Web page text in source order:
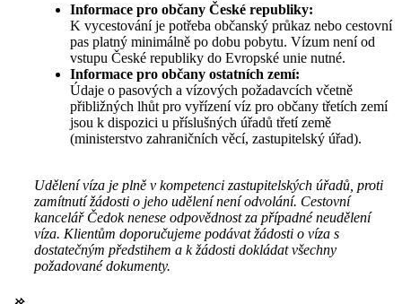
Informace pro občany České republiky:
K vycestování je potřeba občanský průkaz nebo cestovní
pas platný minimálně po dobu pobytu. Vízum není od
vstupu České republiky do Evropské unie nutné.
Informace pro občany ostatních zemí:
Údaje o pasových a vízových požadavcích včetně
přibližných lhůt pro vyřízení víz pro občany třetích zemí
jsou k dispozici u příslušných úřadů třetí země
(ministerstvo zahraničních věcí, zastupitelský úřad).
Udělení víza je plně v kompetenci zastupitelských úřadů, proti
zamítnutí žádosti o jeho udělení není odvolání. Cestovní
kancelář Čedok nenese odpovědnost za případné neudělení
víza. Klientům doporučujeme podávat žádosti o víza s
dostatečným předstihem a k žádosti dokládat všechny
požadované dokumenty.